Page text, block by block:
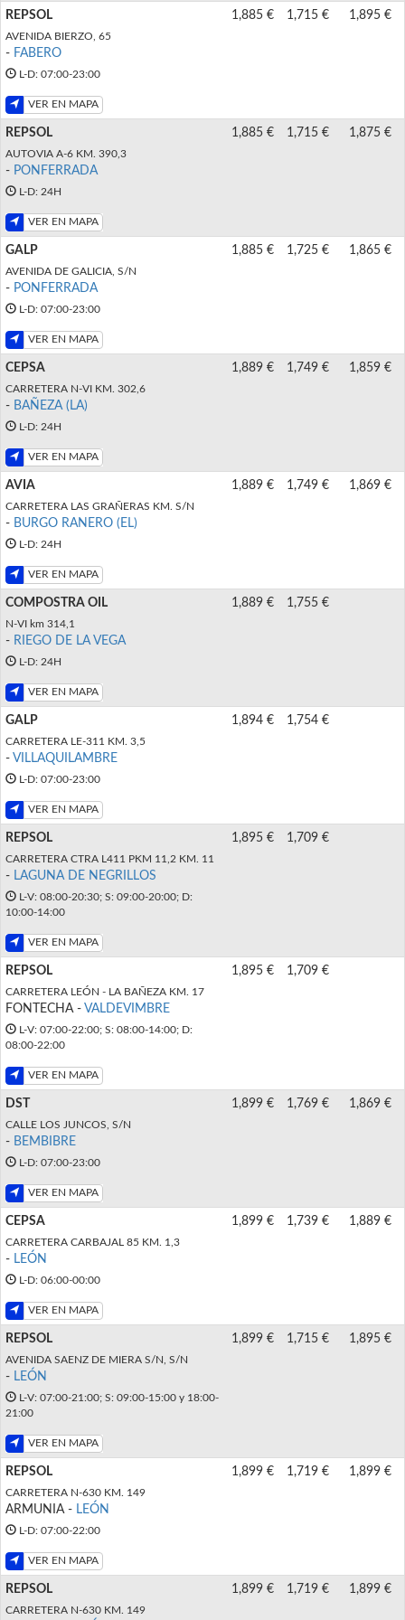
REPSOL
AVENIDA BIERZO, 65
- FABERO
L-D: 07:00-23:00
VER EN MAPA
1,885 € 1,715 € 1,895 €
REPSOL
AUTOVIA A-6 KM. 390,3
- PONFERRADA
L-D: 24H
VER EN MAPA
1,885 € 1,715 € 1,875 €
GALP
AVENIDA DE GALICIA, S/N
- PONFERRADA
L-D: 07:00-23:00
VER EN MAPA
1,885 € 1,725 € 1,865 €
CEPSA
CARRETERA N-VI KM. 302,6
- BAÑEZA (LA)
L-D: 24H
VER EN MAPA
1,889 € 1,749 € 1,859 €
AVIA
CARRETERA LAS GRAÑERAS KM. S/N
- BURGO RANERO (EL)
L-D: 24H
VER EN MAPA
1,889 € 1,749 € 1,869 €
COMPOSTRA OIL
N-VI km 314,1
- RIEGO DE LA VEGA
L-D: 24H
VER EN MAPA
1,889 € 1,755 €
GALP
CARRETERA LE-311 KM. 3,5
- VILLAQUILAMBRE
L-D: 07:00-23:00
VER EN MAPA
1,894 € 1,754 €
REPSOL
CARRETERA CTRA L411 PKM 11,2 KM. 11
- LAGUNA DE NEGRILLOS
L-V: 08:00-20:30; S: 09:00-20:00; D:
10:00-14:00
VER EN MAPA
1,895 € 1,709 €
REPSOL
CARRETERA LEÓN - LA BAÑEZA KM. 17
FONTECHA - VALDEVIMBRE
L-V: 07:00-22:00; S: 08:00-14:00; D:
08:00-22:00
VER EN MAPA
1,895 € 1,709 €
DST
CALLE LOS JUNCOS, S/N
- BEMBIBRE
L-D: 07:00-23:00
VER EN MAPA
1,899 € 1,769 € 1,869 €
CEPSA
CARRETERA CARBAJAL 85 KM. 1,3
- LEÓN
L-D: 06:00-00:00
VER EN MAPA
1,899 € 1,739 € 1,889 €
REPSOL
AVENIDA SAENZ DE MIERA S/N, S/N
- LEÓN
L-V: 07:00-21:00; S: 09:00-15:00 y 18:00-
21:00
VER EN MAPA
1,899 € 1,715 € 1,895 €
REPSOL
CARRETERA N-630 KM. 149
ARMUNIA - LEÓN
L-D: 07:00-22:00
VER EN MAPA
1,899 € 1,719 € 1,899 €
REPSOL
CARRETERA N-630 KM. 149
1,899 € 1,719 € 1,899 €